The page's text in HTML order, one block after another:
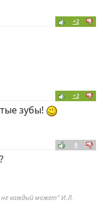
+2
+2
зубы!
0
не каждый может" И.Л.